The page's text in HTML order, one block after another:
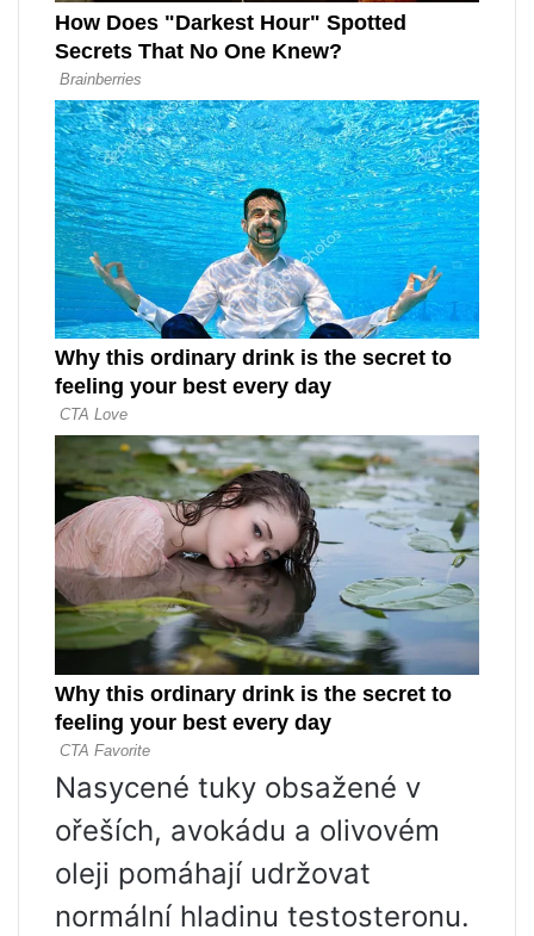
Nasycené tuky obsažené v
ořeších, avokádu a olivovém
oleji pomáhají udržovat
normální hladinu testosteronu.